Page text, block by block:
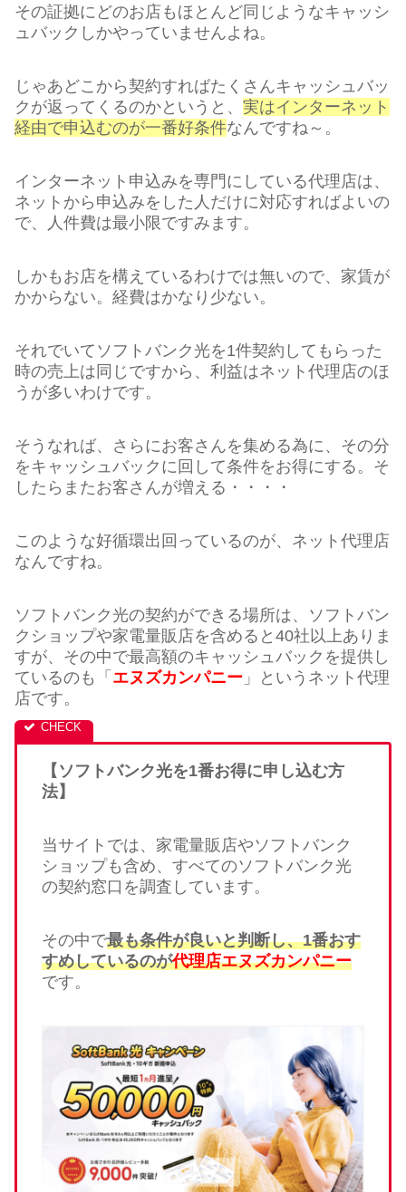
その証拠にどのお店もほとんど同じようなキャッシ
ュバックしかやっていませんよね。
じゃあどこから契約すればたくさんキャッシュバッ
クが返ってくるのかというと、 実はインターネット
経由で申込むのが一番好条件なんですね～。
インターネット申込みを専門にしている代理店は、
ネットから申込みをした人だけに対応すればよいの
で、人件費は最小限ですみます。
しかもお店を構えているわけでは無いので、家賃が
かからない。経費はかなり少ない。
それでいてソフトバンク光を1件契約してもらった
時の売上は同じですから、利益はネット代理店のほ
うが多いわけです。
そうなれば、さらにお客さんを集める為に、その分
をキャッシュバックに回して条件をお得にする。そ
したらまたお客さんが増える・・・・
このような好循環出回っているのが、ネット代理店
なんですね。
ソフトバンク光の契約ができる場所は、ソフトバン
クショップや家電量販店を含めると40社以上ありま
すが、その中で最高額のキャッシュバックを提供し
ているのも「 エヌズカンパニー 」というネット代理
店です。
【ソフトバンク光を1番お得に申し込む方
法】
当サイトでは、家電量販店やソフトバンク
ショップも含め、すべてのソフトバンク光
の契約窓口を調査しています。
その中で最も条件が良いと判断し、1番おす
すめしているのが代理店エヌズカンパニー
です。